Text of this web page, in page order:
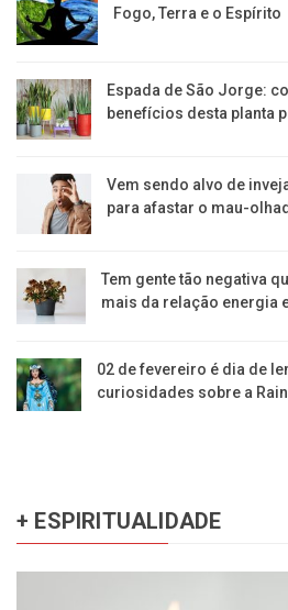
Fogo, Terra e o Espírito
Espada de São Jorge:
benefícios desta planta
Vem sendo alvo de
para afastar o mau-
Tem gente tão negativa
mais da relação energia
02 de fevereiro é dia de
curiosidades sobre a
+ ESPIRITUALIDADE